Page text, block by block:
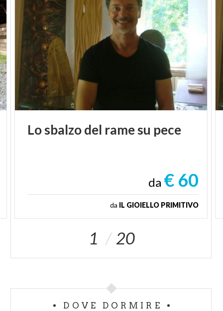
Losbalzodel ramesu pece
da € 60
da IL GIOIELLO PRIMITIVO
1 20
DOVE DORMIRE